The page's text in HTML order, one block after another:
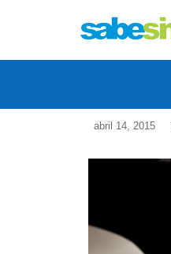
abril 14, 2015